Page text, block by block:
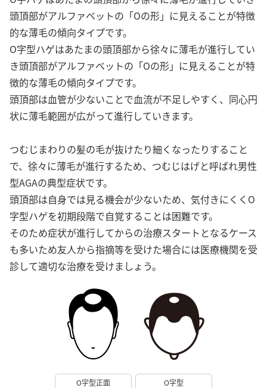
頭頂部がアルファベットの「Oの形」に見えることが特徴
的な薄毛の傾向タイプです。
O字型ハゲはあたまの頭頂部から徐々に薄毛が進行してい
き頭頂部がアルファベットの「Oの形」に見えることが特
徴的な薄毛の傾向タイプです。
頭頂部は血管が少ないことで血流が不足しやすく、同心円
状に薄毛範囲が広がって進行していきます。
つむじまわりの髪の毛が抜けたり細くなったりすること
で、徐々に薄毛が進行するため、つむじはげと呼ばれ男性
型AGAの典型症状です。
頭頂部は自身では見る機会が少ないため、気付きにくくO
字型ハゲを初期段階で自覚することは困難です。
そのため症状が進行してからの治療スタートとなるケース
も多いため友人から指摘等を受けた場合には医療機関を受
診して適切な治療を受けましょう。
O字型正面 O字型